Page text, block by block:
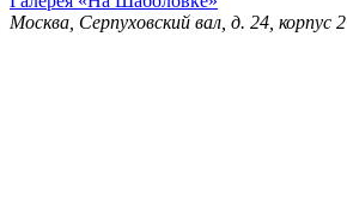
Москва, Серпуховский вал, д. 24, корпус 2